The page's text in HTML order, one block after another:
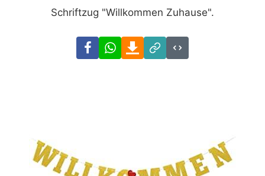
Schriftzug "Willkommen Zuhause".
FacebookWhatsAppDownload
Link
Code